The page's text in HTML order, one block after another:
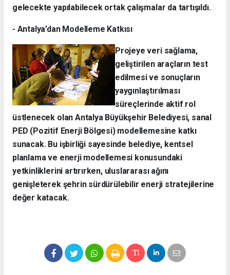
gelecekte yapılabilecek ortak çalışmalar da tartışıldı.
- Antalya’dan Modelleme Katkısı
Projeye veri sağlama,
geliştirilen araçların test
edilmesi ve sonuçların
yaygınlaştırılması
süreçlerinde aktif rol
üstlenecek olan Antalya Büyükşehir Belediyesi, sanal
PED (Pozitif Enerji Bölgesi) modellemesine katkı
sunacak. Bu işbirliği sayesinde belediye, kentsel
planlama ve enerji modellemesi konusundaki
yetkinliklerini artırırken, uluslararası ağını
genişleterek şehrin sürdürülebilir enerji stratejilerine
değer katacak.